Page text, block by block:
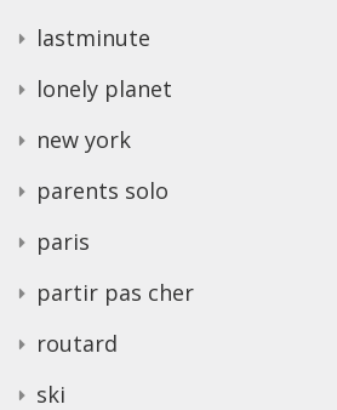
lastminute
lonely planet
new york
parents solo
paris
partir pas cher
routard
ski